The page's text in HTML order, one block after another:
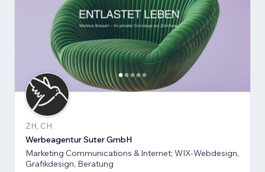
ZH, CH
Werbeagentur Suter GmbH
Marketing Communications & Internet; WIX-Webdesign,
Grafikdesign, Beratung